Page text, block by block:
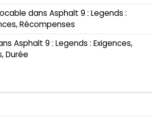
dans Asphalt 9 : Legends :
Récompenses
Asphalt 9 : Legends : Exigences,
Durée